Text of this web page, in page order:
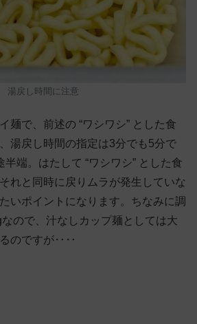
湯戻し時間に注意
麺で、前述の “ワシワシ” とした食
湯戻し時間の指定は3分でも5分で
半端。はたして “ワシワシ” とした食
れと同時に戻りムラが発生していな
いポイントになります。ちなみに調
ので、汁なしカップ麺としては大
るのですが‥‥